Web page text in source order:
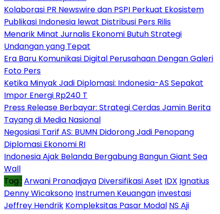
Kolaborasi PR Newswire dan PSPI Perkuat Ekosistem
Publikasi Indonesia lewat Distribusi Pers Rilis
Menarik Minat Jurnalis Ekonomi Butuh Strategi
Undangan yang Tepat
Era Baru Komunikasi Digital Perusahaan Dengan Galeri
Foto Pers
Ketika Minyak Jadi Diplomasi: Indonesia-AS Sepakat
Impor Energi Rp240 T
Press Release Berbayar: Strategi Cerdas Jamin Berita
Tayang di Media Nasional
Negosiasi Tarif AS: BUMN Didorong Jadi Penopang
Diplomasi Ekonomi RI
Indonesia Ajak Belanda Bergabung Bangun Giant Sea
Wall
Tag : Arwani Pranadjaya Diversifikasi Aset IDX Ignatius
Denny Wicaksono Instrumen Keuanganinvestasi
Jeffrey Hendrik Kompleksitas Pasar Modal NS Aji